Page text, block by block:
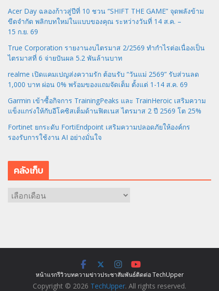
Acer Day ฉลองก้าวสู่ปีที่ 10 ชวน “SHIFT THE GAME” จุดพลังข้าม
ขีดจำกัด พลิกบทใหม่ในแบบของคุณ ระหว่างวันที่ 14 ส.ค. –
15 ก.ย. 69
True Corporation รายงานงบไตรมาส 2/2569 ทำกำไรต่อเนื่องเป็น
ไตรมาสที่ 6 จ่ายปันผล 5.2 พันล้านบาท
realme เปิดแคมเปญส่งความรัก ต้อนรับ “วันแม่ 2569” รับส่วนลด
1,000 บาท ผ่อน 0% พร้อมของแถมจัดเต็ม ตั้งแต่ 1-14 ส.ค. 69
Garmin เข้าซื้อกิจการ TrainingPeaks และ TrainHeroic เสริมความ
แข็งแกร่งให้กับอีโคซิสเต็มด้านฟิตเนส ไตรมาส 2 ปี 2569 โต 25%
Fortinet ยกระดับ FortiEndpoint เสริมความปลอดภัยให้องค์กร
รองรับการใช้งาน AI อย่างมั่นใจ
คลังเก็บ
หน้าแรกรีวิวบทความข่าวประชาสัมพันธ์ติดต่อ TechUpper
Copyright © 2026 TechUpper. All rights reserved.